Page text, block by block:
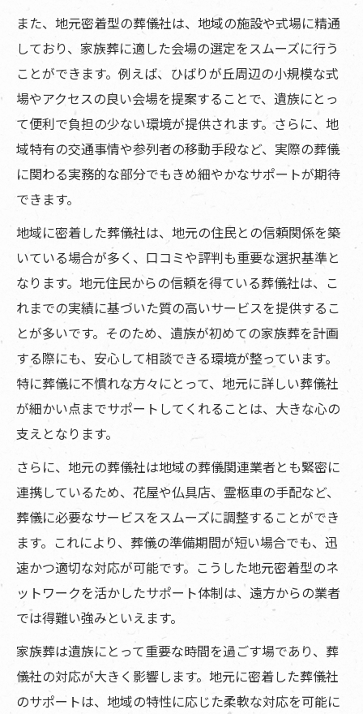
また、地元密着型の葬儀社は、地域の施設や式場に精通
しており、家族葬に適した会場の選定をスムーズに行う
ことができます。例えば、ひばりが丘周辺の小規模な式
場やアクセスの良い会場を提案することで、遺族にとっ
て便利で負担の少ない環境が提供されます。さらに、地
域特有の交通事情や参列者の移動手段など、実際の葬儀
に関わる実務的な部分でもきめ細やかなサポートが期待
できます。
地域に密着した葬儀社は、地元の住民との信頼関係を築
いている場合が多く、口コミや評判も重要な選択基準と
なります。地元住民からの信頼を得ている葬儀社は、こ
れまでの実績に基づいた質の高いサービスを提供するこ
とが多いです。そのため、遺族が初めての家族葬を計画
する際にも、安心して相談できる環境が整っています。
特に葬儀に不慣れな方々にとって、地元に詳しい葬儀社
が細かい点までサポートしてくれることは、大きな心の
支えとなります。
さらに、地元の葬儀社は地域の葬儀関連業者とも緊密に
連携しているため、花屋や仏具店、霊柩車の手配など、
葬儀に必要なサービスをスムーズに調整することができ
ます。これにより、葬儀の準備期間が短い場合でも、迅
速かつ適切な対応が可能です。こうした地元密着型のネ
ットワークを活かしたサポート体制は、遠方からの業者
では得難い強みといえます。
家族葬は遺族にとって重要な時間を過ごす場であり、葬
儀社の対応が大きく影響します。地元に密着した葬儀社
のサポートは、地域の特性に応じた柔軟な対応を可能に